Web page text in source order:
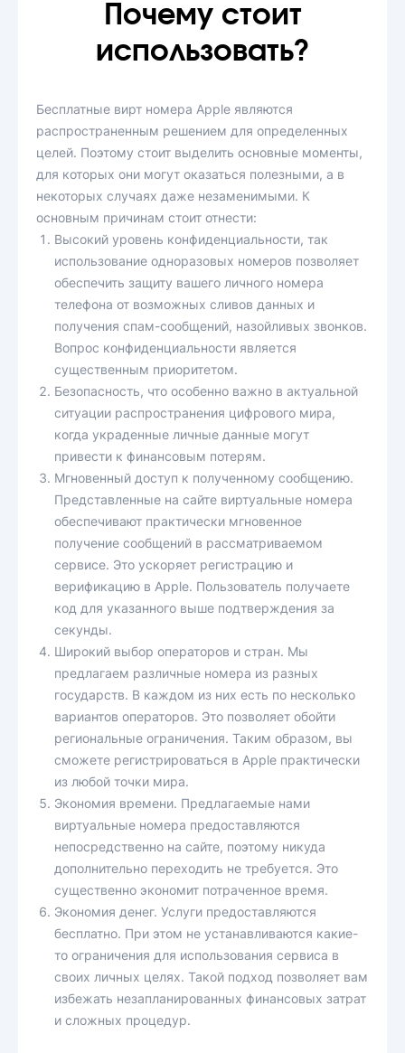
Почему стоит
использовать?
Бесплатные вирт номера Apple являются
распространенным решением для определенных
целей. Поэтому стоит выделить основные моменты,
для которых они могут оказаться полезными, а в
некоторых случаях даже незаменимыми. К
основным причинам стоит отнести:
Высокий уровень конфиденциальности, так
использование одноразовых номеров позволяет
обеспечить защиту вашего личного номера
телефона от возможных сливов данных и
получения спам-сообщений, назойливых звонков.
Вопрос конфиденциальности является
существенным приоритетом.
Безопасность, что особенно важно в актуальной
ситуации распространения цифрового мира,
когда украденные личные данные могут
привести к финансовым потерям.
Мгновенный доступ к полученному сообщению.
Представленные на сайте виртуальные номера
обеспечивают практически мгновенное
получение сообщений в рассматриваемом
сервисе. Это ускоряет регистрацию и
верификацию в Apple. Пользователь получаете
код для указанного выше подтверждения за
секунды.
Широкий выбор операторов и стран. Мы
предлагаем различные номера из разных
государств. В каждом из них есть по несколько
вариантов операторов. Это позволяет обойти
региональные ограничения. Таким образом, вы
сможете регистрироваться в Apple практически
из любой точки мира.
Экономия времени. Предлагаемые нами
виртуальные номера предоставляются
непосредственно на сайте, поэтому никуда
дополнительно переходить не требуется. Это
существенно экономит потраченное время.
Экономия денег. Услуги предоставляются
бесплатно. При этом не устанавливаются какие-
то ограничения для использования сервиса в
своих личных целях. Такой подход позволяет вам
избежать незапланированных финансовых затрат
и сложных процедур.